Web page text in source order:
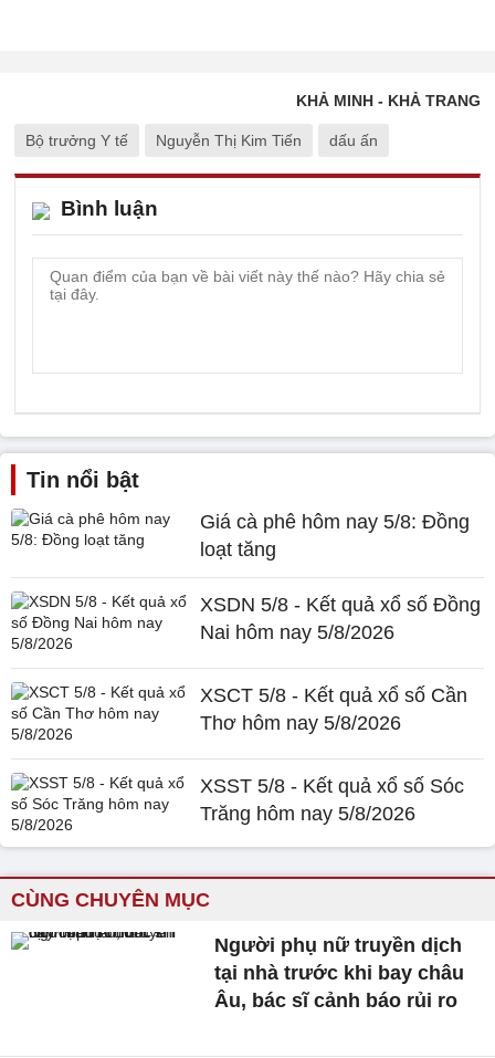
KHẢ MINH - KHẢ TRANG
Bộ trưởng Y tế Nguyễn Thị Kim Tiến dấu ấn
Bình luận
Tin nổi bật
Giá cà phê hôm nay 5/8: Đồng
loạt tăng
XSDN 5/8 - Kết quả xổ số Đồng
Nai hôm nay 5/8/2026
XSCT 5/8 - Kết quả xổ số Cần
Thơ hôm nay 5/8/2026
XSST 5/8 - Kết quả xổ số Sóc
Trăng hôm nay 5/8/2026
CÙNG CHUYÊN MỤC
Người phụ nữ truyền dịch
tại nhà trước khi bay châu
Âu, bác sĩ cảnh báo rủi ro